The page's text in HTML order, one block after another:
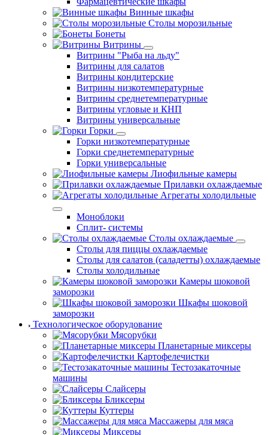
Винные шкафы
Столы морозильные
Бонеты
Витрины
Витрины "Рыба на льду"
Витрины для салатов
Витрины кондитерские
Витрины низкотемпературные
Витрины среднетемпературные
Витрины угловые и КНП
Витрины универсальные
Горки
Горки низкотемпературные
Горки среднетемпературные
Горки универсальные
Лиофильные камеры
Прилавки охлаждаемые
Агрегаты холодильные
Моноблоки
Сплит- системы
Столы охлаждаемые
Столы для пиццы охлаждаемые
Столы для салатов (саладетты) охлаждаемые
Столы холодильные
Камеры шоковой
заморозки
Шкафы шоковой
заморозки
Технологическое оборудование
Мясорубки
Планетарные миксеры
Картофелечистки
Тестозакаточные
машины
Слайсеры
Бликсеры
Куттеры
Массажеры для мяса
Миксеры